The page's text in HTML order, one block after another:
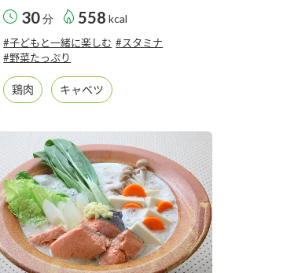
味ぽん
鍋奉行マニュアル ミツカンのCM
30分 558 kcal
#子どもと一緒に楽しむ #スタミナ
#野菜たっぷり
鶏肉 キャベツ